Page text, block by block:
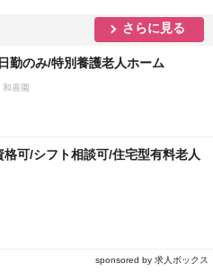
さらに見る
勤のみ/特別養護老人ホーム
喜園
格可/シフト相談可/住宅型有料老人
sponsored by 求人ボックス